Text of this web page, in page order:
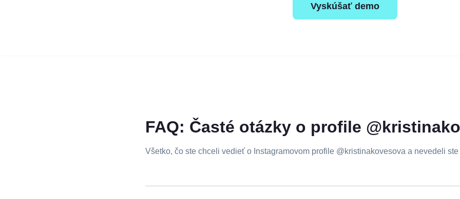
Vyskúšať demo
FAQ: Časté otázky o profile
Všetko, čo ste chceli vedieť o Instagramovom profile @kristinakovesova a nevedeli